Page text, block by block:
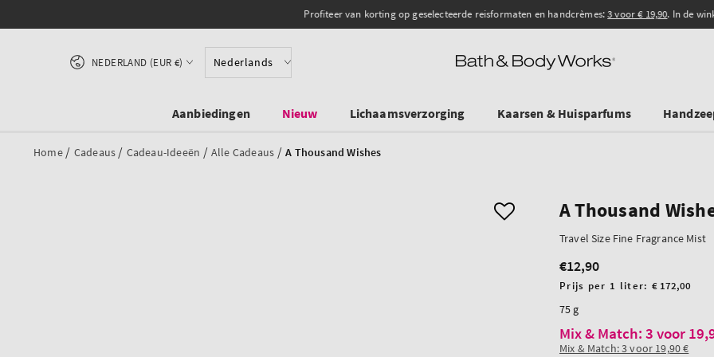
Profiteer van korting op geselecteerde reisformaten en handcrèmes:3 voor € 19,90. In de
Nederlands
Land/regio
NEDERLAND (EUR €)
Aanbiedingen Nieuw Lichaamsverzorging Kaarsen & Huisparfums
Home / Cadeaus / Cadeau-Ideeën / Alle Cadeaus / A Thousand Wishes
A Thousand
Travel Size Fine Fragrance Mist
Normale
prijs
€12,90
Prijs
eenheid
Prijs per 1 liter: € 172,00
75 g
Mix & Match: 3 voor
Mix & Match: 3 voor 19,90 €